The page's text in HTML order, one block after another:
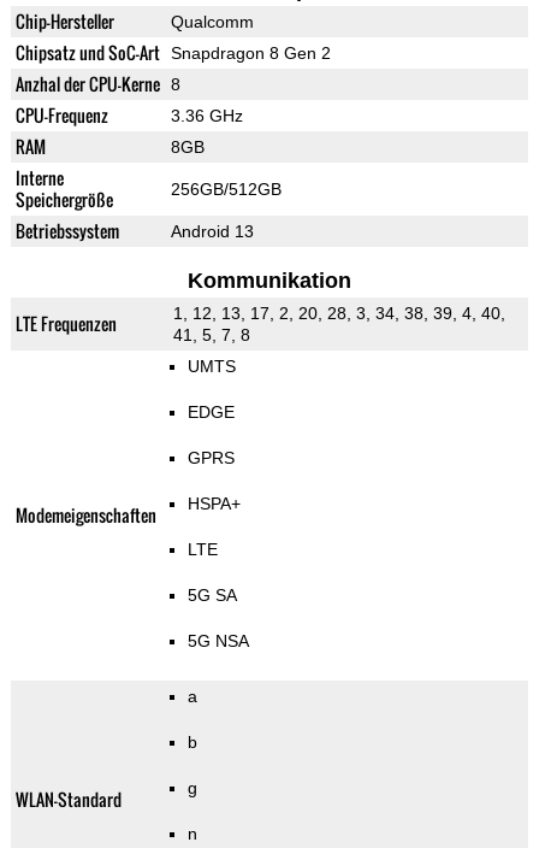
Chip-Hersteller Qualcomm
Chipsatz und SoC-Art Snapdragon 8 Gen 2
Anzhal der CPU-Kerne 8
CPU-Frequenz 3.36 GHz
RAM 8GB
Interne
Speichergröße
256GB/512GB
Betriebssystem Android 13
Kommunikation
LTE Frequenzen
1, 12, 13, 17, 2, 20, 28, 3, 34, 38, 39, 4, 40,
41, 5, 7, 8
Modemeigenschaften
UMTS
EDGE
GPRS
HSPA+
LTE
5G SA
5G NSA
WLAN-Standard
a
b
g
n